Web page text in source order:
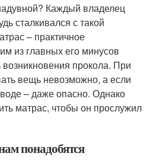
Каждый владелец
сталкивался с такой
– практичное
из главных его минусов
возникновения прокола. При
вещь невозможно, а если
– даже опасно. Однако
матрас, чтобы он прослужил
понадобятся